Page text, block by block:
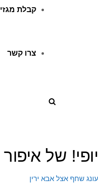
קבלת
צרו קשר
יופי! של איפור